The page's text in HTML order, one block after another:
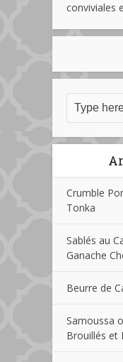
conviviales
Crumble
Tonka
Sablés au
Ganache
Beurre de
Samoussa
Brouillés et